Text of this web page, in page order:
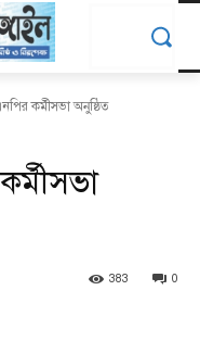
কর্মীসভা অনুষ্ঠিত
0
383